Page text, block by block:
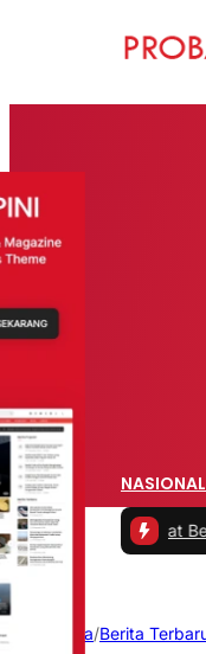
NASIONAL
Bekerja dari Rumah |
Beranda/Berita